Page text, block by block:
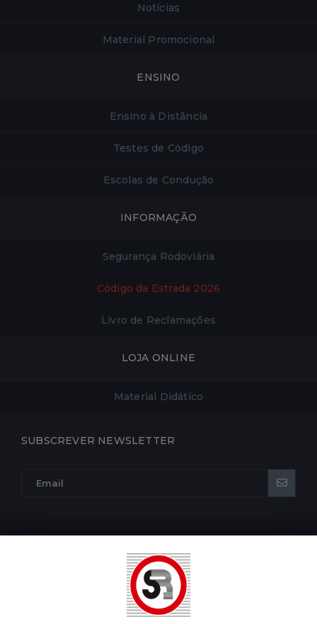
Notícias
Material Promocional
ENSINO
Ensino à Distância
Testes de Código
Escolas de Condução
INFORMAÇÃO
Segurança Rodoviária
Código da Estrada 2026
Livro de Reclamações
LOJA ONLINE
Material Didático
SUBSCREVER NEWSLETTER
POLÍTICA DE COOKIES